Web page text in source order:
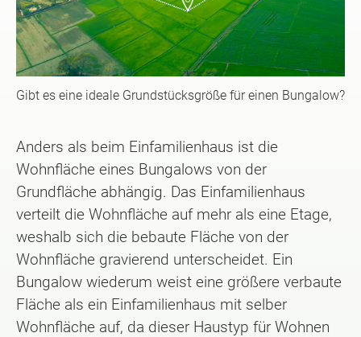
Gibt es eine ideale Grundstücksgröße für einen Bungalow?
Anders als beim Einfamilienhaus ist die
Wohnfläche eines Bungalows von der
Grundfläche abhängig. Das Einfamilienhaus
verteilt die Wohnfläche auf mehr als eine Etage,
weshalb sich die bebaute Fläche von der
Wohnfläche gravierend unterscheidet. Ein
Bungalow wiederum weist eine größere verbaute
Fläche als ein Einfamilienhaus mit selber
Wohnfläche auf, da dieser Haustyp für Wohnen